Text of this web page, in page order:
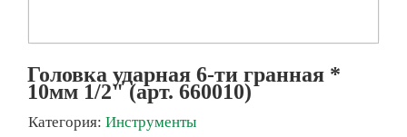
Головка ударная 6-ти гранная *
10мм 1/2" (арт. 660010)
Категория: Инструменты